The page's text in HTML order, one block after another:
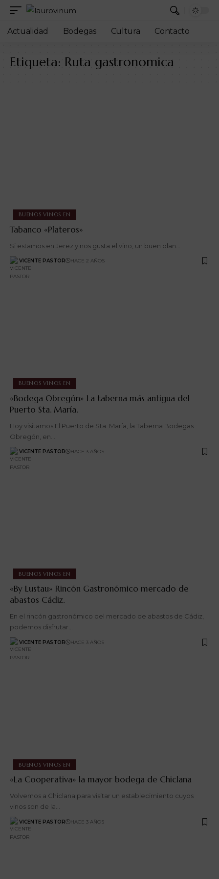
Actualidad Bodegas Cultura Contacto
Etiqueta: Ruta gastronomica
BUENOS VINOS EN
Tabanco «Plateros»
Si estamos en Jerez y nos gusta el vino, un buen plan…
VICENTE PASTOR HACE 2 AÑOS
BUENOS VINOS EN
«Bodega Obregón» La taberna más antigua del
Puerto Sta. María.
Hoy visitamos El Puerto de Sta. María, la Taberna Bodegas
Obregón, en…
VICENTE PASTOR HACE 3 AÑOS
BUENOS VINOS EN
«By Lustau» Rincón Gastronómico mercado de
abastos Cádiz.
En el rincón gastronómico del mercado de abastos de Cádiz,
podemos disfrutar…
VICENTE PASTOR HACE 3 AÑOS
BUENOS VINOS EN
«La Cooperativa» la mayor bodega de Chiclana
Volvemos a Chiclana para visitar un establecimiento cuyos
vinos son de la…
VICENTE PASTOR HACE 3 AÑOS